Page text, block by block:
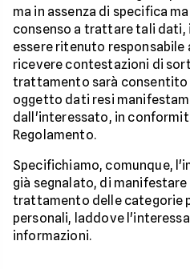
ma in assenza di specifica
consenso a trattare tali dati,
essere ritenuto responsabile
ricevere contestazioni di
trattamento sarà consentito
oggetto dati resi
dall'interessato, in
Regolamento.
Specifichiamo, comunque,
già segnalato, di
trattamento delle categorie
personali, laddove
informazioni.